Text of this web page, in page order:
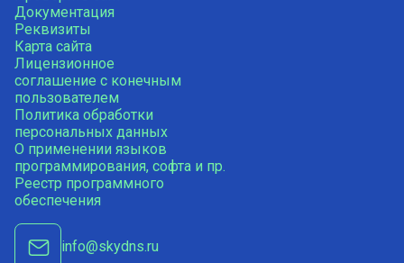
Документация
Реквизиты
Карта сайта
Лицензионное
соглашение с конечным
пользователем
Политика обработки
персональных данных
О применении языков
программирования, софта и пр.
Реестр программного
обеспечения
info@skydns.ru